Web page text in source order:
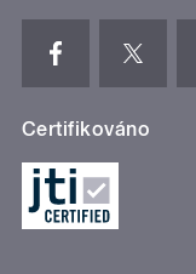
Certifikováno